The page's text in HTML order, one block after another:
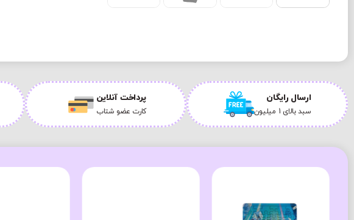
ارسال رایگان
سبد بالای 1 میلیون
پرداخت آنلاین
کارت عضو شتاب